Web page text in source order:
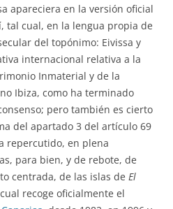
apareciera en la versión oficial
tal cual, en la lengua propia de
del topónimo: Eivissa y
internacional relativa a la
Inmaterial y de la
Ibiza, como ha terminado
pero también es cierto
del apartado 3 del artículo 69
repercutido, en plena
para bien, y de rebote, de
centrada, de las islas de El
recoge oficialmente el